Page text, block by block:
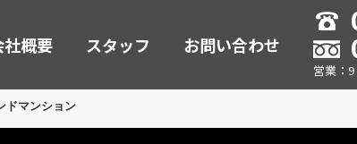
社概要 スタッフ お問い合わせ
営業：
ドマンション